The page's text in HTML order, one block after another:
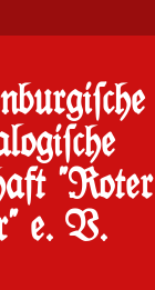
"Roter
e. V.